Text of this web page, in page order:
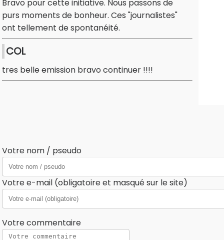
Bravo pour cette initiative. Nous passons de
purs moments de bonheur. Ces "journalistes"
ont tellement de spontanéité.
COL
tres belle emission bravo continuer !!!!
Votre nom / pseudo
Votre e-mail (obligatoire et masqué sur le site)
Votre commentaire